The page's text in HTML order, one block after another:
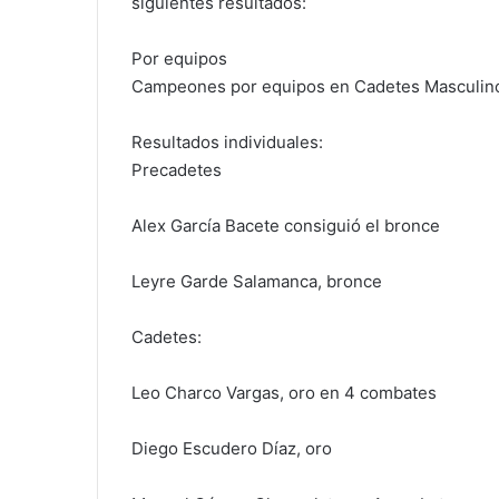
Por equipos
Campeones por equipos en Cadetes
Resultados individuales:
Precadetes
Alex García Bacete consiguió el bronce
Leyre Garde Salamanca, bronce
Cadetes:
Leo Charco Vargas, oro en 4 combates
Diego Escudero Díaz, oro